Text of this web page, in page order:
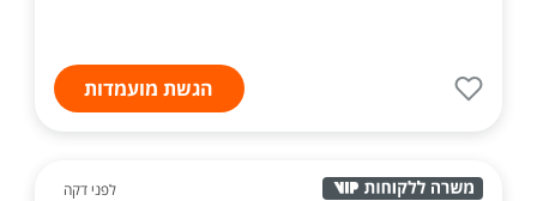
הגשת מועמדות
לפני דקה